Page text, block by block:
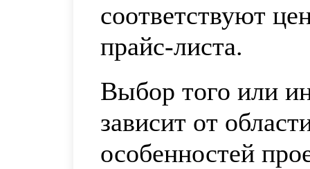
соответствуют
прайс-листа.
Выбор того или
зависит от
особенностей